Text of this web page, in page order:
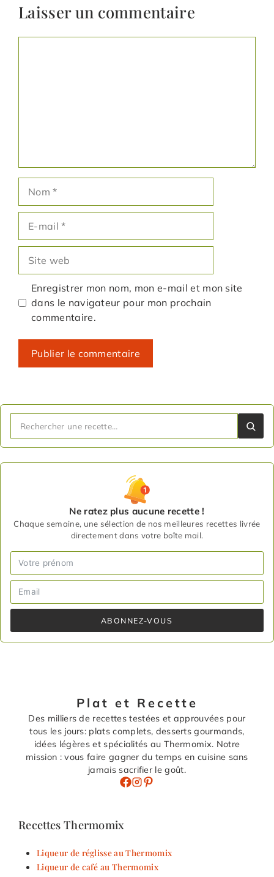
Laisser un commentaire
mail
web
Enregistrer mon nom, mon e-mail et mon site
dans le navigateur pour mon prochain
commentaire.
Ne ratez plus aucune recette !
Chaque semaine, une sélection de nos meilleures recettes livrée
directement dans votre boîte mail.
ABONNEZ-VOUS
Plat et Recette
Des milliers de recettes testées et approuvées pour
tous les jours: plats complets, desserts gourmands,
idées légères et spécialités au Thermomix. Notre
mission : vous faire gagner du temps en cuisine sans
jamais sacrifier le goût.
Recettes Thermomix
Liqueur de réglisse au Thermomix
Liqueur de café au Thermomix